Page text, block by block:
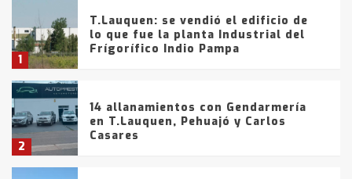
1
T.Lauquen: se vendió el edificio de
lo que fue la planta Industrial del
Frígorífico Indio Pampa
2
14 allanamientos con Gendarmería
en T.Lauquen, Pehuajó y Carlos
Casares